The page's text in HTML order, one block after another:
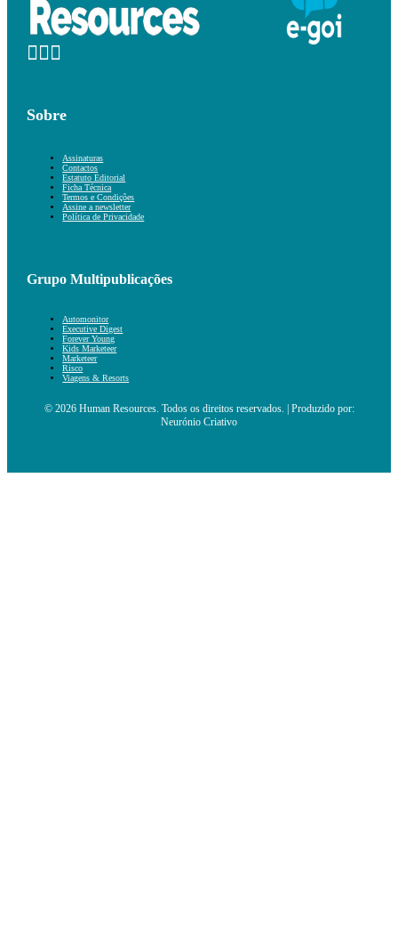
Sobre
Assinaturas
Contactos
Estatuto Editorial
Ficha Técnica
Termos e Condições
Assine a newsletter
Política de Privacidade
Grupo Multipublicações
Automonitor
Executive Digest
Forever Young
Kids Marketeer
Marketeer
Risco
Viagens & Resorts
© 2026 Human Resources. Todos os direitos reservados. | Produzido por:
Neurónio Criativo